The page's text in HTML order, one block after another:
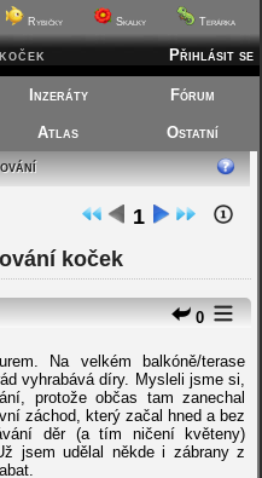
Rybičky Skalky Terárka
Přihlásit se
Inzeráty Fórum
Atlas
Ostatní
1
koček
0
Na velkém balkóně/terase
vyhrabává díry. Mysleli jsme si,
protože občas tam zanechal
záchod, který začal hned a bez
děr (a tím ničení květeny)
jsem udělal někde i zábrany z